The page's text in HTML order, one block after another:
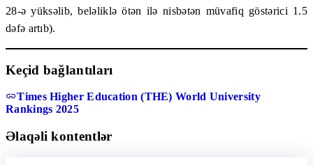
28-ə yüksəlib, beləliklə ötən ilə nisbətən müvafiq göstərici 1.5
dəfə artıb).
Keçid bağlantıları
Times Higher Education (THE) World University
Rankings 2025
Əlaqəli kontentlər